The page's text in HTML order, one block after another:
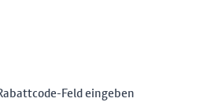
Feld eingeben